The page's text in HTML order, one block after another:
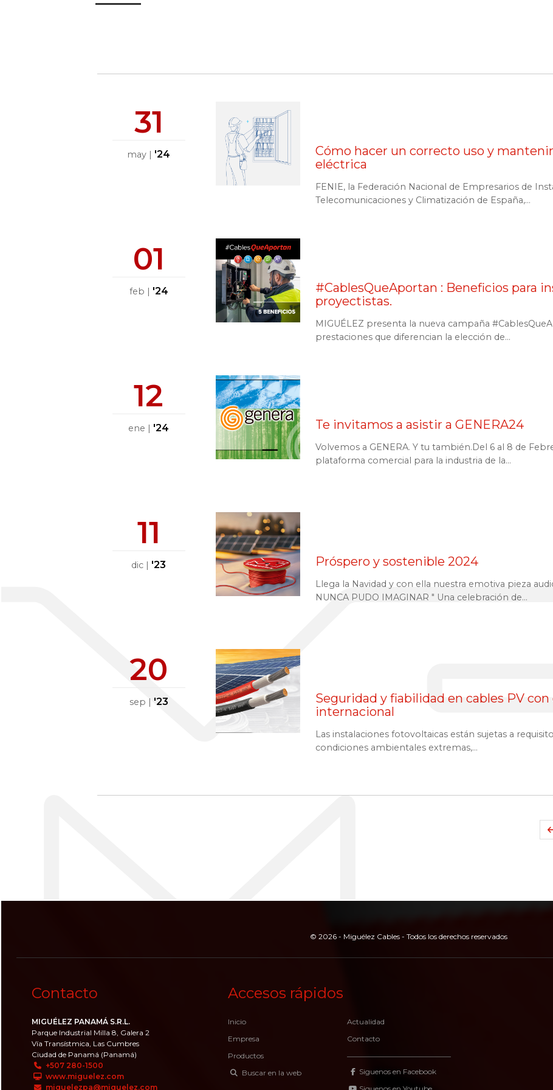
31
may | '24
Cómo hacer un correcto uso y
eléctrica
FENIE, la Federación Nacional de Empresarios de
Telecomunicaciones y Climatización de España,...
01
feb | '24
#CablesQueAportan : Beneficios para
proyectistas.
MIGUÉLEZ presenta la nueva campaña
prestaciones que diferencian la elección de...
12
ene | '24 Te invitamos a asistir a GENERA24
Volvemos a GENERA. Y tu también.Del 6 al 8 de
plataforma comercial para la industria de la...
11
dic | '23 Próspero y sostenible 2024
Llega la Navidad y con ella nuestra emotiva pieza
NUNCA PUDO IMAGINAR " Una celebración de...
20
sep | '23
Seguridad y fiabilidad en cables PV
internacional
Las instalaciones fotovoltaicas están sujetas a
condiciones ambienta­les extremas,...
© 2026 - Miguélez Cables - Todos los derechos reservados
Contacto
MIGUÉLEZ PANAMÁ S.R.L.
Parque Industrial Milla 8, Galera 2
Vía Transístmica, Las Cumbres
Ciudad de Panamá (Panamá)
+507 280-1500
www.miguelez.com
miguelezpa@miguelez.com
Accesos rápidos
Inicio
Empresa
Productos
Buscar en la web
Actualidad
Contacto
Siguenos en Facebook